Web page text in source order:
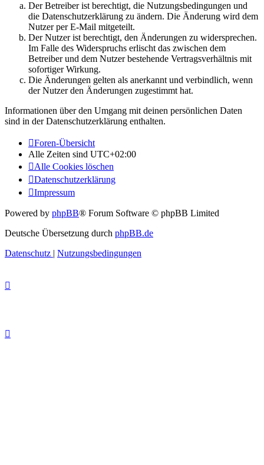
Der Betreiber ist berechtigt, die Nutzungsbedingungen und
die Datenschutzerklärung zu ändern. Die Änderung wird dem
Nutzer per E-Mail mitgeteilt.
Der Nutzer ist berechtigt, den Änderungen zu widersprechen.
Im Falle des Widerspruchs erlischt das zwischen dem
Betreiber und dem Nutzer bestehende Vertragsverhältnis mit
sofortiger Wirkung.
Die Änderungen gelten als anerkannt und verbindlich, wenn
der Nutzer den Änderungen zugestimmt hat.
Informationen über den Umgang mit deinen persönlichen Daten
sind in der Datenschutzerklärung enthalten.
Foren-Übersicht
Alle Zeiten sind UTC+02:00
Alle Cookies löschen
Datenschutzerklärung
Impressum
Powered by phpBB® Forum Software © phpBB Limited
Deutsche Übersetzung durch phpBB.de
Datenschutz | Nutzungsbedingungen